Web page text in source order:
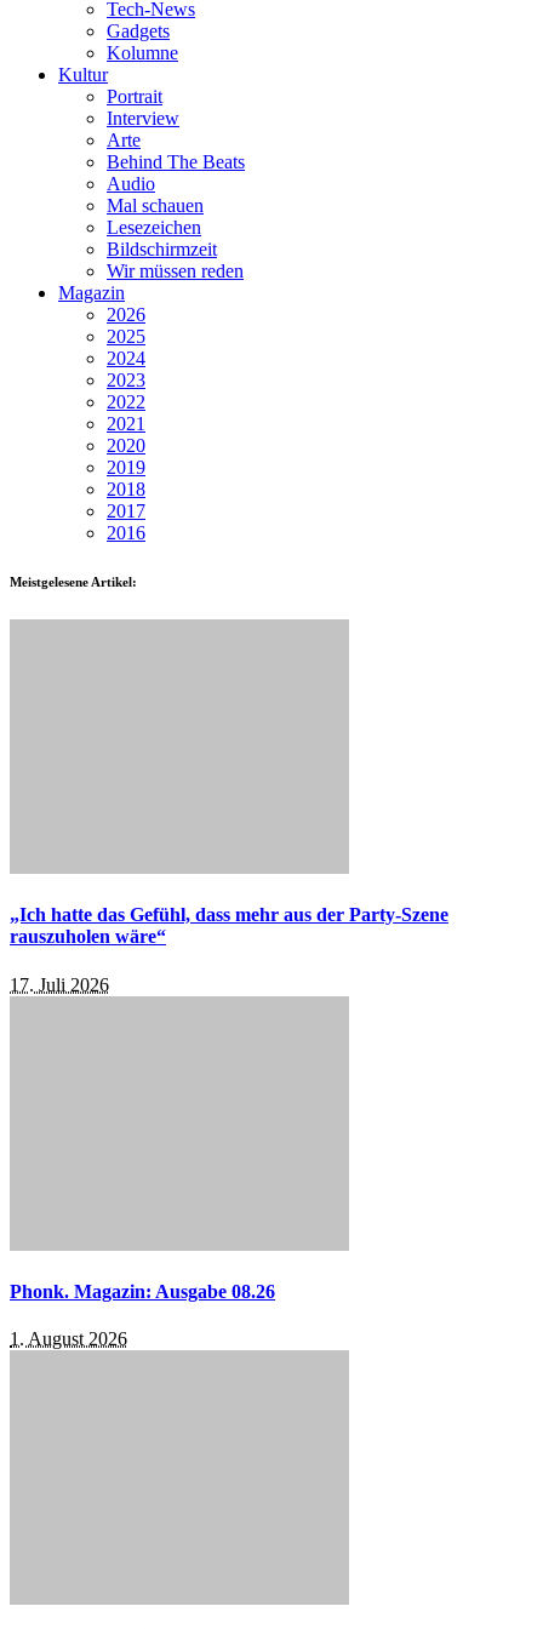
Tech-News
Gadgets
Kolumne
Kultur
Portrait
Interview
Arte
Behind The Beats
Audio
Mal schauen
Lesezeichen
Bildschirmzeit
Wir müssen reden
Magazin
2026
2025
2024
2023
2022
2021
2020
2019
2018
2017
2016
Meistgelesene Artikel:
„Ich hatte das Gefühl, dass mehr aus der Party-Szene
rauszuholen wäre“
17. Juli 2026
Phonk. Magazin: Ausgabe 08.26
1. August 2026